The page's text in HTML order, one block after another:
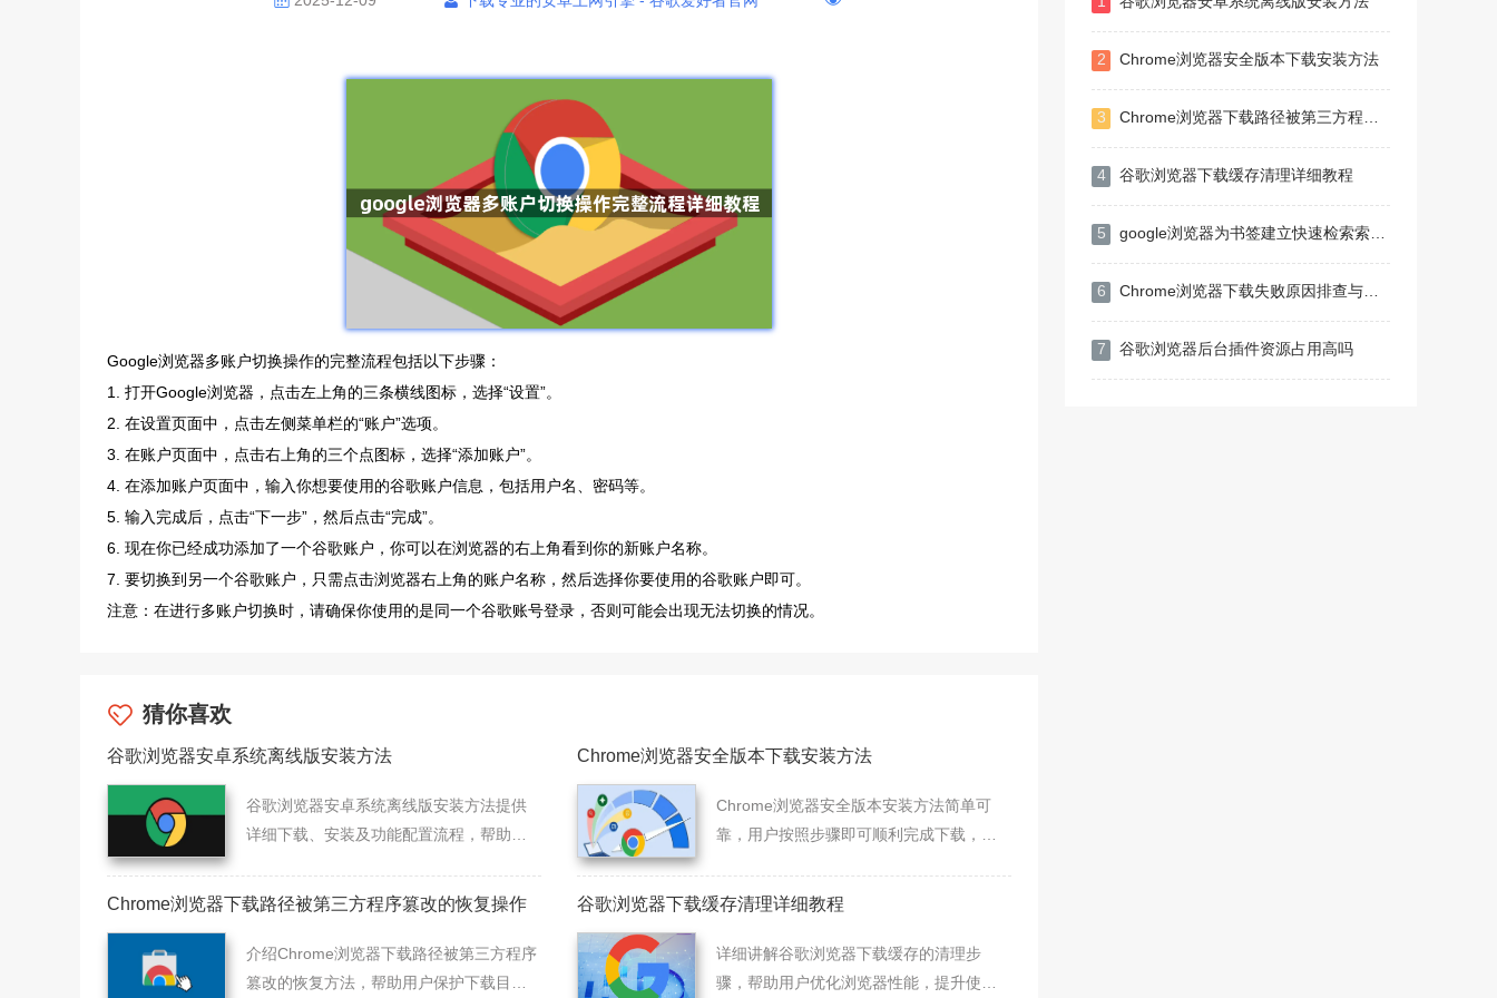
Google浏览器多账户切换操作的完整流程包括以下步骤：
1. 打开Google浏览器，点击左上角的三条横线图标，选择“设置”。
2. 在设置页面中，点击左侧菜单栏的“账户”选项。
3. 在账户页面中，点击右上角的三个点图标，选择“添加账户”。
4. 在添加账户页面中，输入你想要使用的谷歌账户信息，包括用户名、密码等。
5. 输入完成后，点击“下一步”，然后点击“完成”。
6. 现在你已经成功添加了一个谷歌账户，你可以在浏览器的右上角看到你的新账户名称。
7. 要切换到另一个谷歌账户，只需点击浏览器右上角的账户名称，然后选择你要使用的谷歌账户即可。
注意：在进行多账户切换时，请确保你使用的是同一个谷歌账号登录，否则可能会出现无法切换的情况。
猜你喜欢
谷歌浏览器安卓系统离线版安装方法
谷歌浏览器安卓系统离线版安装方法提供
详细下载、安装及功能配置流程，帮助用
Chrome浏览器安全版本下载安装方法
Chrome浏览器安全版本安装方法简单可
靠，用户按照步骤即可顺利完成下载，确
体验。
Chrome浏览器下载路径被第三方程序篡改的恢复操作
介绍Chrome浏览器下载路径被第三方程序
篡改的恢复方法，帮助用户保护下载目录
谷歌浏览器下载缓存清理详细教程
详细讲解谷歌浏览器下载缓存的清理步
骤，帮助用户优化浏览器性能，提升使用
2 Chrome浏览器安全版本下载安装方法
3 Chrome浏览器下载路径被第三方程序篡改的恢复操作
4 谷歌浏览器下载缓存清理详细教程
5 google浏览器为书签建立快速检索索引提升查找效率
6 Chrome浏览器下载失败原因排查与处理教程
7 谷歌浏览器后台插件资源占用高吗